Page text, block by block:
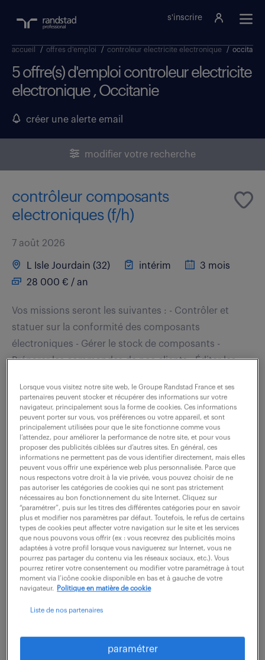
s'inscrire
accueil / offres d'emploi / controleur electricite electronique / occitanie
5 offre(s) d'emploi controleur electricite
electronique , Occitanie
créer une alerte email
modifier votre recherche
contrôleur composants
electroniques (f/h)
7 août 2026
L Isle Jourdain (32) intérim
3 mois
28 000 € / an
Vos missions seront les suivantes : - Contrôler et
statuer sur la conformité des composants
électroniques - Gérer le stock de composants -
Préparer les commandes de nos clients - Éditer les...
voir l'offre
controleur qualite cartes
electroniques (f/h)
28 juillet 2026
Toulouse (31) intérim
6 mois
28 000 € / an
Vous réalisez le contrôle qualité des cartes et sous-
ensembles des équipements fabriqués. L'activité
comprend pour l'essentiel : - Le contrôle des cartes et
Lorsque vous visitez notre site web, le Groupe Randstad France et ses
partenaires peuvent stocker et récupérer des informations sur votre
navigateur, principalement sous la forme de cookies. Ces informations
peuvent porter sur vous, vos préférences ou votre appareil, et sont
principalement utilisées pour que le site fonctionne comme vous
l’attendez, pour améliorer la performance de notre site, et pour vous
proposer des publicités ciblées sur d’autres sites. En général, ces
informations ne permettent pas de vous identifier directement, mais elles
peuvent vous offrir une expérience web plus personnalisée. Parce que
nous respectons votre droit à la vie privée, vous pouvez choisir de ne
pas autoriser les catégories de cookies qui ne sont pas strictement
nécessaires au bon fonctionnement du site Internet. Cliquez sur
“paramétrer”, puis sur les titres des différentes catégories pour en savoir
plus et modifier nos paramètres par défaut. Toutefois, le refus de certains
types de cookies peut affecter votre navigation sur le site et les services
que nous pouvons vous offrir (ex : vous recevrez des publicités moins
adaptées à votre profil lorsque vous naviguerez sur Internet, vous ne
pourrez pas partager du contenu via les réseaux sociaux, etc.). Vous
pourrez retirer votre consentement ou modifier votre paramétrage à tout
moment via l’icône cookie disponible en bas et à gauche de votre
navigateur.
Politique en matière de cookie
Liste de nos partenaires
paramétrer